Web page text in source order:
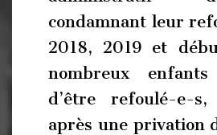
condamnant leur
2018, 2019 et
nombreux
d’être refoulé-e-
après une privation